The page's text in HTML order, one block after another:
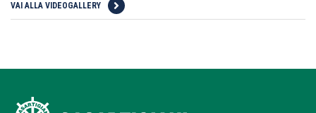
VAI ALLA VIDEOGALLERY